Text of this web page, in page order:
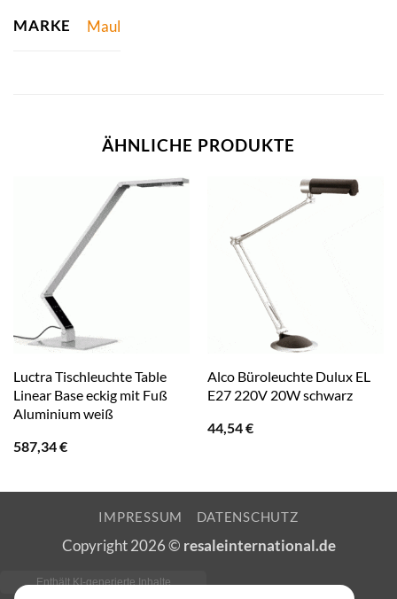
MARKE Maul
ÄHNLICHE PRODUKTE
Luctra Tischleuchte Table
Linear Base eckig mit Fuß
Aluminium weiß
587,34€
Alco Büroleuchte Dulux EL
E27 220V 20W schwarz
44,54€
IMPRESSUM DATENSCHUTZ
Copyright 2026 © resaleinternational.de